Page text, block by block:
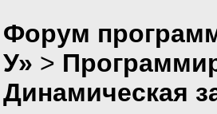
Форум
У» >
Динамическая